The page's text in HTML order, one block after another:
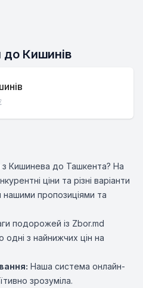
до Кишинів
з Кишинева до Ташкента? На
ціни та різні варіанти
нашими пропозиціями та
подорожей із Zbor.md
одні з найнижчих цін на
Наша система онлайн-
зрозуміла.